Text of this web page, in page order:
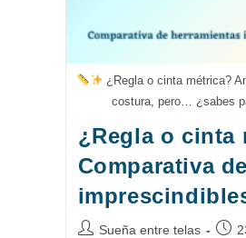
¿Regla o cinta métrica?
costura, pero… ¿sabes
¿Regla o cinta
Comparativa
AutorSueña entre telas